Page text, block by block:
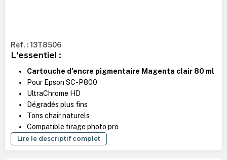
Ref. : 13T8506
L'essentiel :
Cartouche d'encre pigmentaire Magenta clair 80 ml
Pour Epson SC-P800
UltraChrome HD
Dégradés plus fins
Tons chair naturels
Compatible tirage photo pro
Lire le descriptif complet